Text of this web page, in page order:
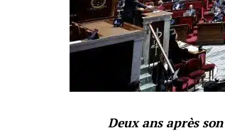
Deux ans après